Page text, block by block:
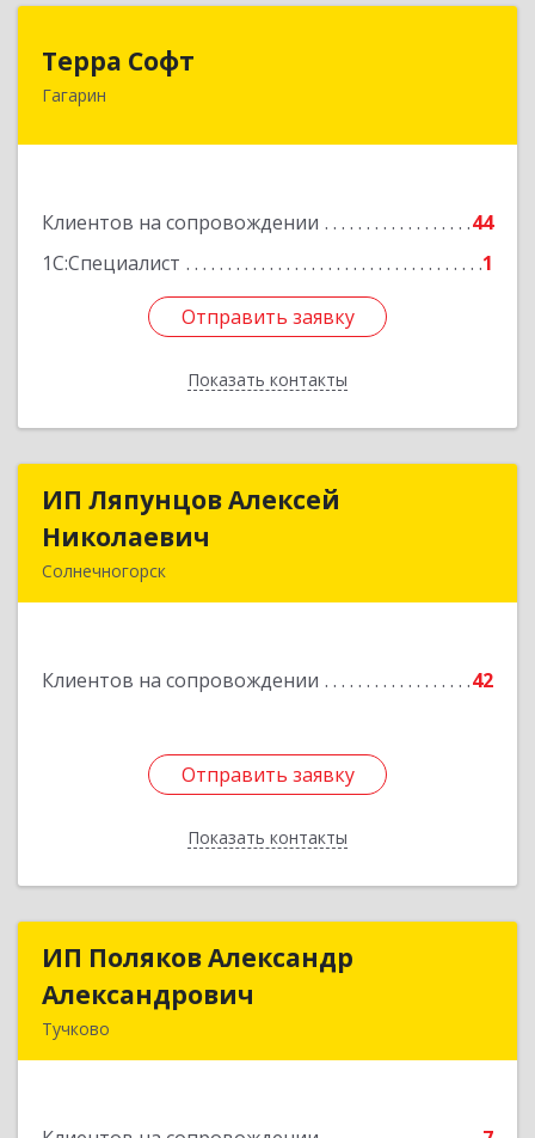
Терра Софт
Гагарин
Клиентов на сопровождении
44
1С:Специалист
1
Отправить заявку
Показать контакты
215010, Смоленская обл, Гагарин г, Ленина ул,
Отправить заявку
Назад
ИП Ляпунцов Алексей
Николаевич
Солнечногорск
Клиентов на сопровождении 42
Отправить заявку
Показать контакты
ИП Ляпунцов Алексей
Отправить заявку
Назад
ИП Поляков Александр
Александрович
Тучково
ИП Поляков Александр